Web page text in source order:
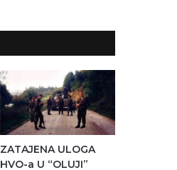
ZATAJENA ULOGA
HVO-a U “OLUJI”